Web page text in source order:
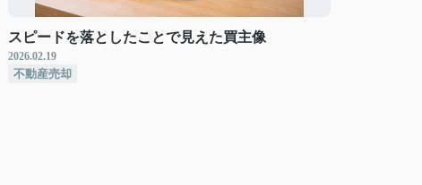
スピードを落としたことで見えた買主像
2026.02.19
不動産売却